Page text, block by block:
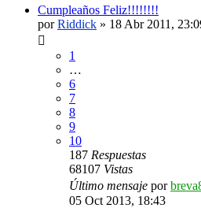
Cumpleaños Feliz!!!!!!!!
porRiddick » 18 Abr 2011,
1
…
6
7
8
9
10
187 Respuestas
68107 Vistas
Último mensaje por
05 Oct 2013, 18:43